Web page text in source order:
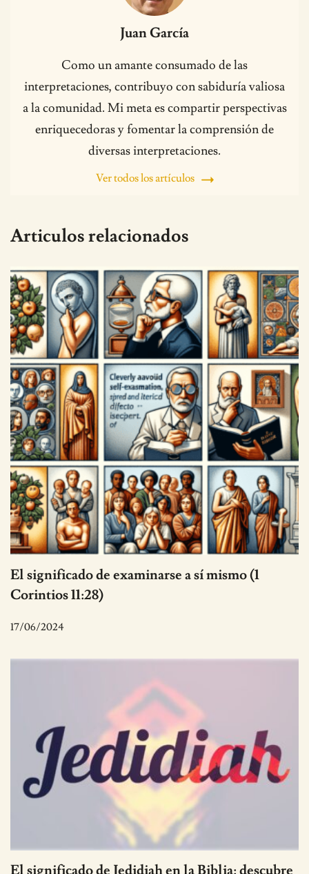
Juan García
Como un amante consumado de las
interpretaciones, contribuyo con sabiduría valiosa
a la comunidad. Mi meta es compartir perspectivas
enriquecedoras y fomentar la comprensión de
diversas interpretaciones.
Ver todos los artículos
Articulos relacionados
El significado de examinarse a sí mismo (1
Corintios 11:28)
17/06/2024